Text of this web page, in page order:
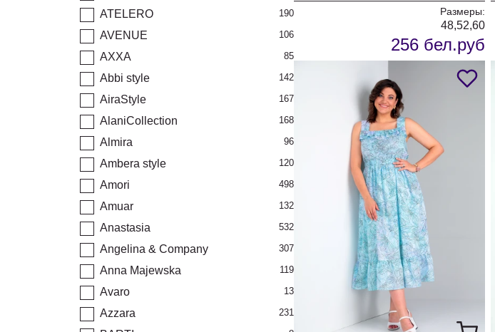
ATELERO 190
AVENUE 106
AXXA 85
Abbi style 142
AiraStyle 167
AlaniCollection 168
Almira 96
Ambera style 120
Amori 498
Amuar 132
Anastasia 532
Angelina & Company 307
Anna Majewska 119
Avaro 13
Azzara 231
Размеры:
48,52,60
256 бел.руб